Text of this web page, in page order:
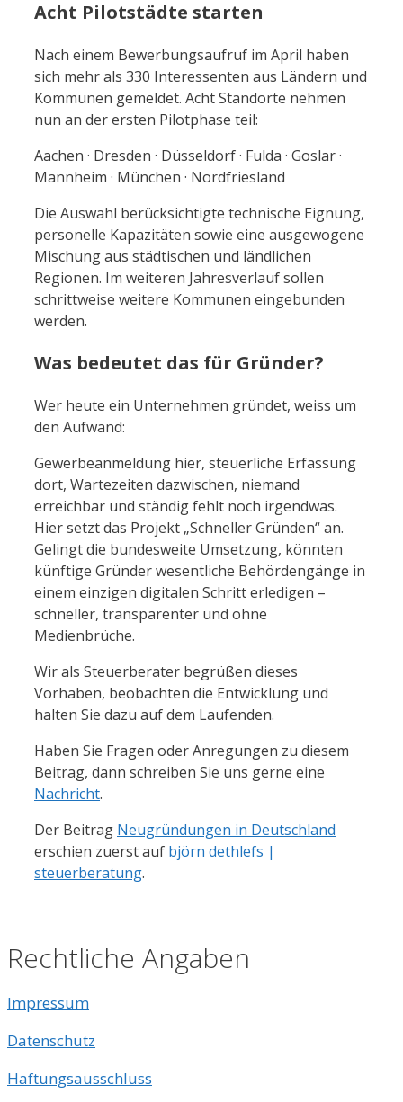
Acht Pilotstädte starten
Nach einem Bewerbungsaufruf im April haben
sich mehr als 330 Interessenten aus Ländern und
Kommunen gemeldet. Acht Standorte nehmen
nun an der ersten Pilotphase teil:
Aachen · Dresden · Düsseldorf · Fulda · Goslar ·
Mannheim · München · Nordfriesland
Die Auswahl berücksichtigte technische Eignung,
personelle Kapazitäten sowie eine ausgewogene
Mischung aus städtischen und ländlichen
Regionen. Im weiteren Jahresverlauf sollen
schrittweise weitere Kommunen eingebunden
werden.
Was bedeutet das für Gründer?
Wer heute ein Unternehmen gründet, weiss um
den Aufwand:
Gewerbeanmeldung hier, steuerliche Erfassung
dort, Wartezeiten dazwischen, niemand
erreichbar und ständig fehlt noch irgendwas.
Hier setzt das Projekt „Schneller Gründen“ an.
Gelingt die bundesweite Umsetzung, könnten
künftige Gründer wesentliche Behördengänge in
einem einzigen digitalen Schritt erledigen –
schneller, transparenter und ohne
Medienbrüche.
Wir als Steuerberater begrüßen dieses
Vorhaben, beobachten die Entwicklung und
halten Sie dazu auf dem Laufenden.
Haben Sie Fragen oder Anregungen zu diesem
Beitrag, dann schreiben Sie uns gerne eine
Nachricht.
Der Beitrag Neugründungen in Deutschland
erschien zuerst auf björn dethlefs |
steuerberatung.
Rechtliche Angaben
Impressum
Datenschutz
Haftungsausschluss